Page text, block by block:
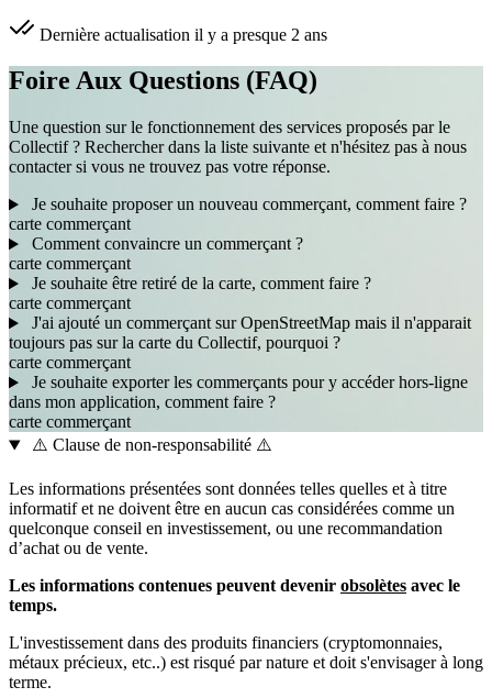
Dernière actualisation il y a presque 2 ans
Foire Aux Questions (FAQ)
Une question sur le fonctionnement des services proposés par le
Collectif ? Rechercher dans la liste suivante et n'hésitez pas à nous
contacter si vous ne trouvez pas votre réponse.
Je souhaite proposer un nouveau commerçant, comment faire ?
carte commerçant
Comment convaincre un commerçant ?
carte commerçant
Je souhaite être retiré de la carte, comment faire ?
carte commerçant
J'ai ajouté un commerçant sur OpenStreetMap mais il n'apparait
toujours pas sur la carte du Collectif, pourquoi ?
carte commerçant
Je souhaite exporter les commerçants pour y accéder hors-ligne
dans mon application, comment faire ?
carte commerçant
⚠️ Clause de non-responsabilité ⚠️
Les informations présentées sont données telles quelles et à titre
informatif et ne doivent être en aucun cas considérées comme un
quelconque conseil en investissement, ou une recommandation
d’achat ou de vente.
Les informations contenues peuvent devenir obsolètes avec le
temps.
L'investissement dans des produits financiers (cryptomonnaies,
métaux précieux, etc..) est risqué par nature et doit s'envisager à long
terme.